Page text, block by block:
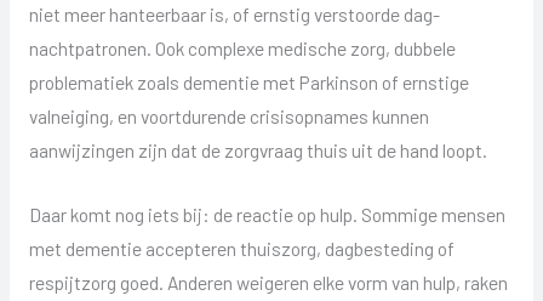
niet meer hanteerbaar is, of ernstig verstoorde dag-
nachtpatronen. Ook complexe medische zorg, dubbele
problematiek zoals dementie met Parkinson of ernstige
valneiging, en voortdurende crisisopnames kunnen
aanwijzingen zijn dat de zorgvraag thuis uit de hand loopt.
Daar komt nog iets bij: de reactie op hulp. Sommige mensen
met dementie accepteren thuiszorg, dagbesteding of
respijtzorg goed. Anderen weigeren elke vorm van hulp, raken